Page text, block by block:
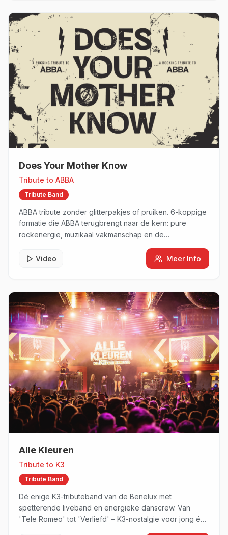
Does Your Mother Know
Tribute to ABBA
Tribute Band
ABBA tribute zonder glitterpakjes of pruiken. 6-koppige
formatie die ABBA terugbrengt naar de kern: pure
rockenergie, muzikaal vakmanschap en de
Video
Meer Info
Alle Kleuren
Tribute to K3
Tribute Band
Dé enige K3-tributeband van de Benelux met
spetterende liveband en energieke danscrew. Van
'Tele Romeo' tot 'Verliefd' – K3-nostalgie voor jong én